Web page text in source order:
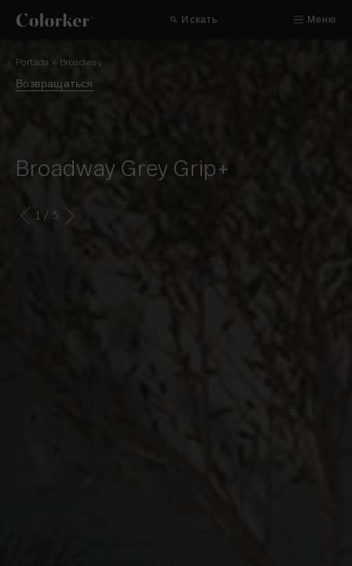
Искать Меню
Portada » Broadway
Возвращаться
Broadway Grey Grip+
1 / 5